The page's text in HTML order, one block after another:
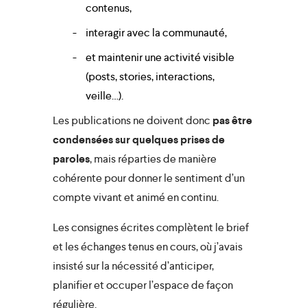
contenus,
interagir avec la communauté,
et maintenir une activité visible
(posts, stories, interactions,
veille…).
Les publications ne doivent donc pas être
condensées sur quelques prises de
paroles, mais réparties de manière
cohérente pour donner le sentiment d’un
compte vivant et animé en continu.
Les consignes écrites complètent le brief
et les échanges tenus en cours, où j’avais
insisté sur la nécessité d’anticiper,
planifier et occuper l’espace de façon
régulière.